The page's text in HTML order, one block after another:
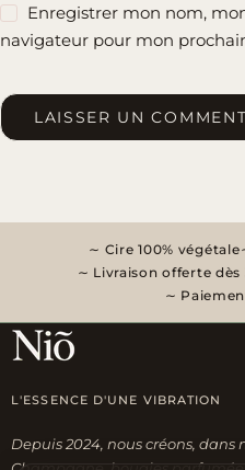
Enregistrer mon nom,
navigateur pour mon
LAISSER UN
Cire 100% végétale
Livraison offerte dès
L'ESSENCE D'UNE VIBRATION
Depuis 2024, nous créons,